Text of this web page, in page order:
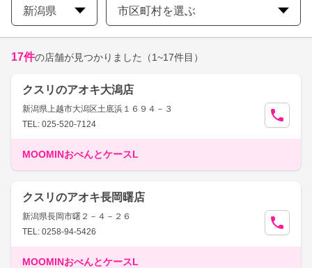
新潟県 市区町村を選ぶ
17件の店舗が見つかりました （1~17件目）
クスリのアオキ大潟店
新潟県上越市大潟区土底浜１６９４－３
TEL: 025-520-7124
MOOMINおべんとケースL
クスリのアオキ長岡曙店
新潟県長岡市曙２－４－２６
TEL: 0258-94-5426
MOOMINおべんとケースL